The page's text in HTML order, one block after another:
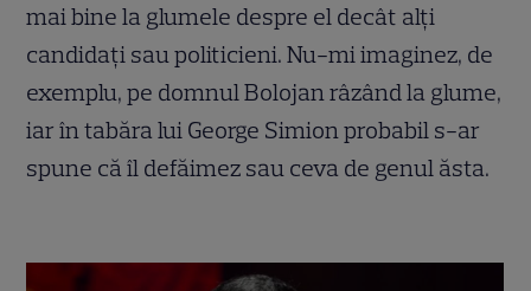
mai bine la glumele despre el decât alți
candidați sau politicieni. Nu-mi imaginez, de
exemplu, pe domnul Bolojan râzând la glume,
iar în tabăra lui George Simion probabil s-ar
spune că îl defăimez sau ceva de genul ăsta.